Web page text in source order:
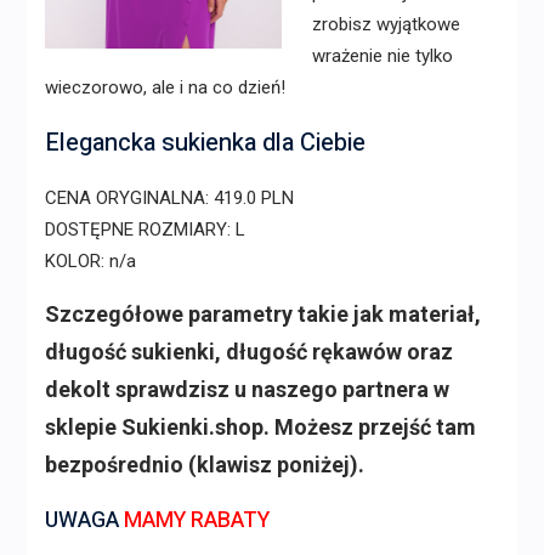
zrobisz wyjątkowe
wrażenie nie tylko
wieczorowo, ale i na co dzień!
Elegancka sukienka dla Ciebie
CENA ORYGINALNA: 419.0 PLN
DOSTĘPNE ROZMIARY: L
KOLOR: n/a
Szczegółowe parametry takie jak materiał,
długość sukienki, długość rękawów oraz
dekolt sprawdzisz u naszego partnera w
sklepie Sukienki.shop. Możesz przejść tam
bezpośrednio (klawisz poniżej).
UWAGAMAMY RABATY